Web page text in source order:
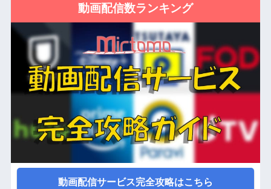
動画配信数ランキング
動画配信サービス完全攻略はこちら